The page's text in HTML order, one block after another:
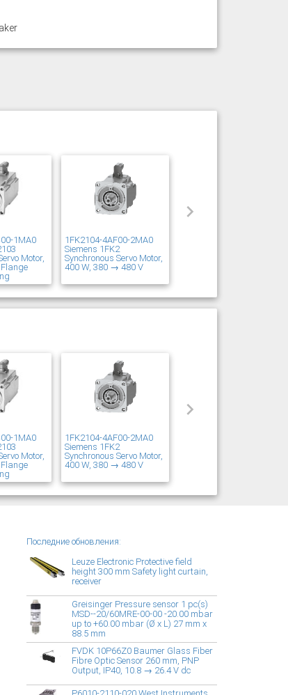
1MA0
Motor,
Flange
1FK2104-4AF00-2MA0
Siemens 1FK2
Synchronous Servo Motor,
400 W, 380 → 480 V
1MA0
Motor,
Flange
1FK2104-4AF00-2MA0
Siemens 1FK2
Synchronous Servo Motor,
400 W, 380 → 480 V
Последние обновления:
Leuze Electronic Protective field
height 300 mm Safety light curtain,
receiver
Greisinger Pressure sensor 1 pc(s)
MSD--20/60MRE-00-00 -20.00 mbar
up to +60.00 mbar (Ø x L) 27 mm x
88.5 mm
FVDK 10P66Z0 Baumer Glass Fiber
Fibre Optic Sensor 260 mm, PNP
Output, IP40, 10.8 → 26.4 V dc